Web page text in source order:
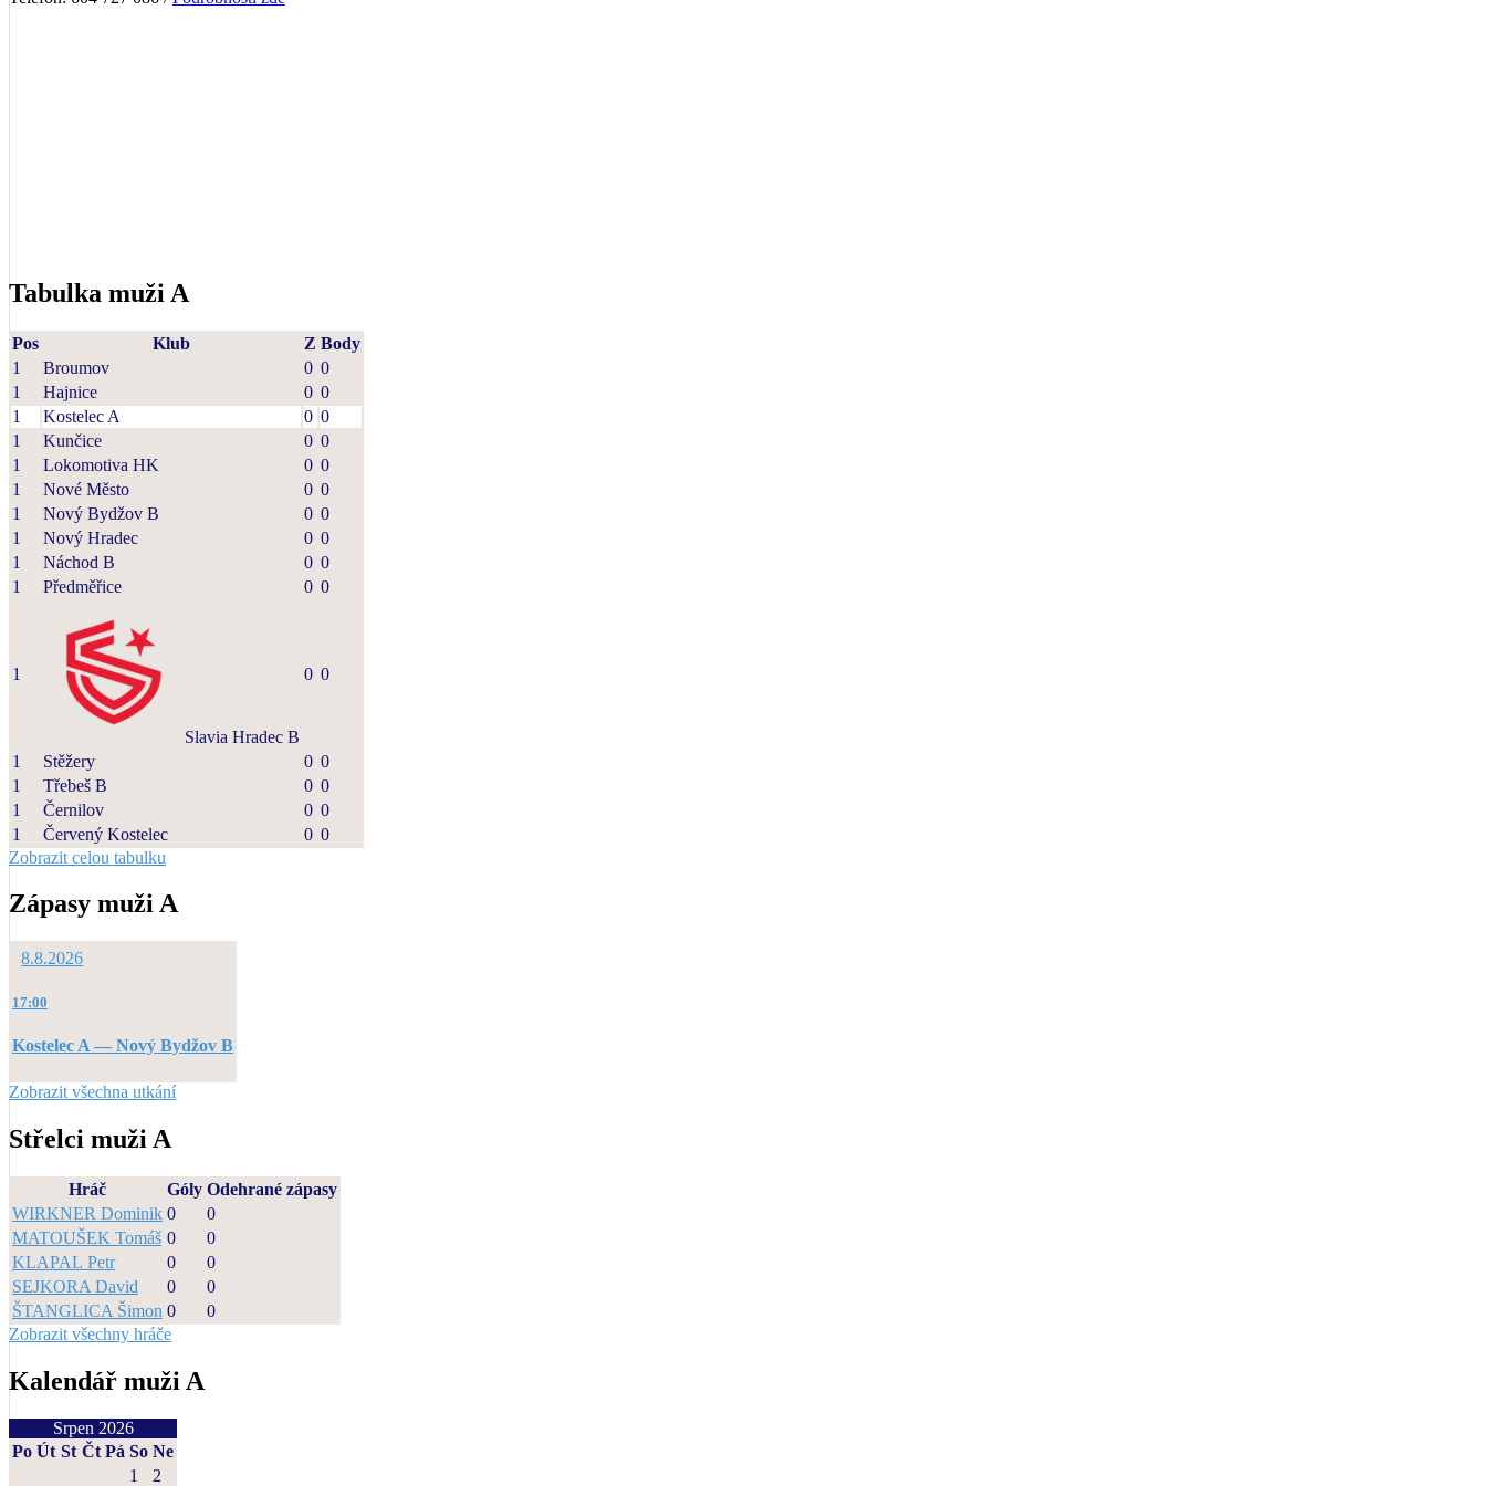
Tabulka muži A
Pos Klub Z Body
1
Broumov 0 0
1
Hajnice 0 0
1
Kostelec A 0 0
1
Kunčice 0 0
1
Lokomotiva HK 0 0
1
Nové Město 0 0
1
Nový Bydžov B 0 0
1
Nový Hradec 0 0
1
Náchod B 0 0
1
Předměřice 0 0
1
Slavia Hradec B
0 0
1 Stěžery 0 0
1
Třebeš B 0 0
1
Černilov 0 0
1
Červený Kostelec 0 0
Zobrazit celou tabulku
Zápasy muži A
8.8.2026
17:00
Kostelec A — Nový Bydžov B
Zobrazit všechna utkání
Střelci muži A
Hráč Góly Odehrané zápasy
WIRKNER Dominik 0
0
MATOUŠEK Tomáš 0
0
KLAPAL Petr
0
0
SEJKORA David
0
0
ŠTANGLICA Šimon 0
0
Zobrazit všechny hráče
Kalendář muži A
Srpen 2026
Po Út St Čt Pá So Ne
1
2